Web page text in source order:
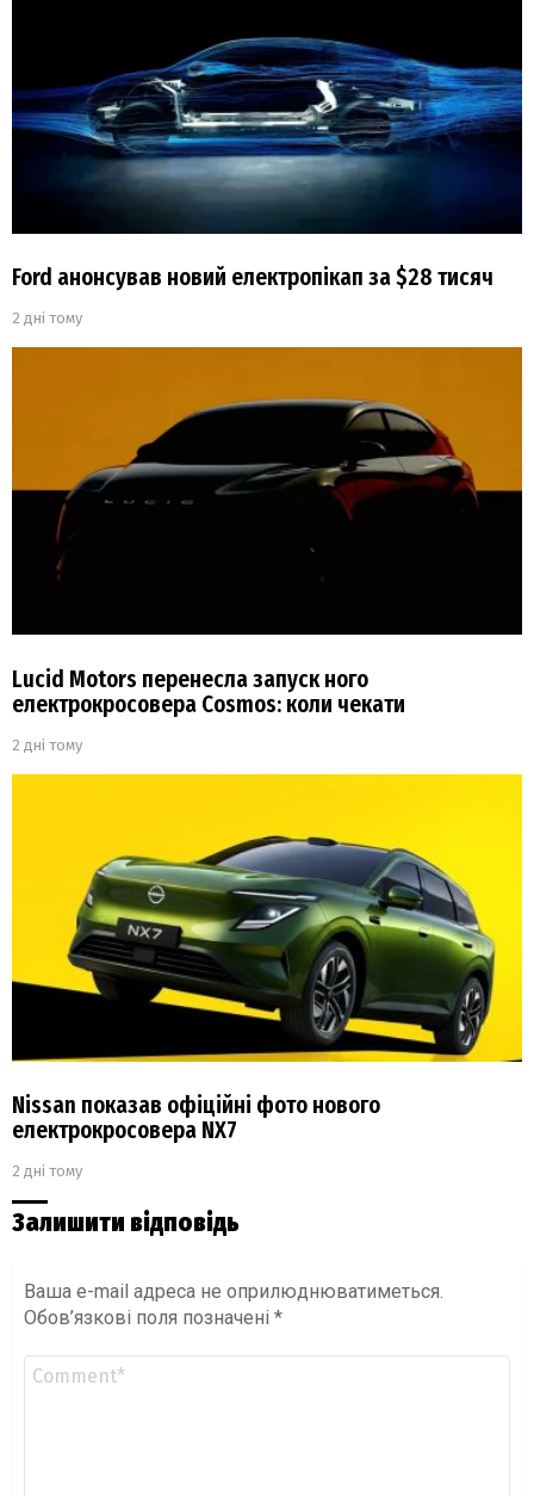
Ford анонсував новий електропікап за $28 тисяч
2 дні тому
Lucid Motors перенесла запуск ного
електрокросовера Cosmos: коли чекати
2 дні тому
Nissan показав офіційні фото нового
електрокросовера NX7
2 дні тому
Залишити відповідь
Ваша e-mail адреса не оприлюднюватиметься.
Обов’язкові поля позначені *
Коментар